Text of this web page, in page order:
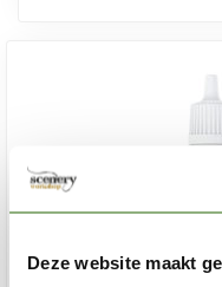
Deze website maakt